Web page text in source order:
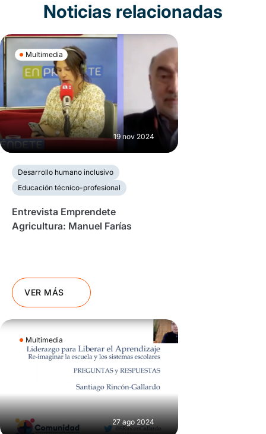
Noticias relacionadas
Multimedia
19 nov 2024
Desarrollo humano inclusivo
Educación técnico-profesional
Entrevista Emprendete
Agricultura: Manuel Farías
VER MÁS
Multimedia
27 ago 2024